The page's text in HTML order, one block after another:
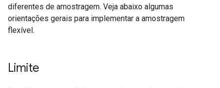
diferentes de amostragem. Veja abaixo algumas
orientações gerais para implementar a amostragem
flexível.
Limite